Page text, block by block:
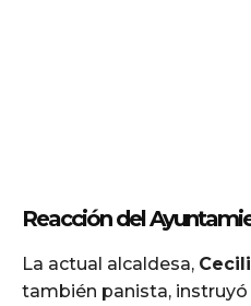
Reacción del
La actual alcaldesa,
también panista,